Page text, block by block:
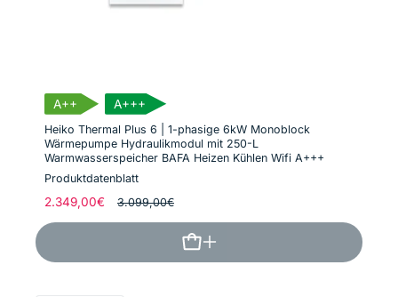
A++ A+++
Heiko Thermal Plus 6 | 1-phasige 6kW Monoblock
Wärmepumpe Hydraulikmodul mit 250-L
Warmwasserspeicher BAFA Heizen Kühlen Wifi A+++
Produktdatenblatt
Normaler
2.349,00€ Verkaufspreis
3.099,00€